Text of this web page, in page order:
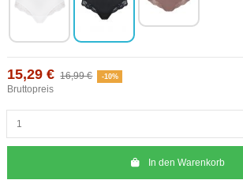
15,29 € 16,99 € -10%
Bruttopreis
In den Warenkorb